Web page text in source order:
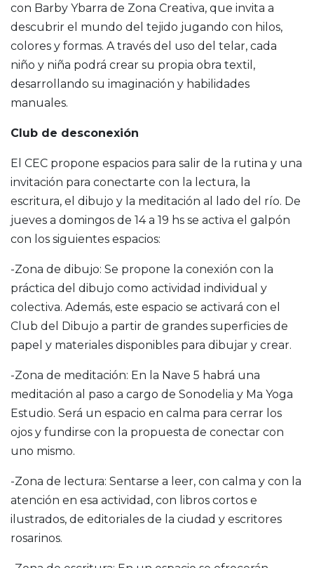
con Barby Ybarra de Zona Creativa, que invita a
descubrir el mundo del tejido jugando con hilos,
colores y formas. A través del uso del telar, cada
niño y niña podrá crear su propia obra textil,
desarrollando su imaginación y habilidades
manuales.
Club de desconexión
El CEC propone espacios para salir de la rutina y una
invitación para conectarte con la lectura, la
escritura, el dibujo y la meditación al lado del río. De
jueves a domingos de 14 a 19 hs se activa el galpón
con los siguientes espacios:
-Zona de dibujo: Se propone la conexión con la
práctica del dibujo como actividad individual y
colectiva. Además, este espacio se activará con el
Club del Dibujo a partir de grandes superficies de
papel y materiales disponibles para dibujar y crear.
-Zona de meditación: En la Nave 5 habrá una
meditación al paso a cargo de Sonodelia y Ma Yoga
Estudio. Será un espacio en calma para cerrar los
ojos y fundirse con la propuesta de conectar con
uno mismo.
-Zona de lectura: Sentarse a leer, con calma y con la
atención en esa actividad, con libros cortos e
ilustrados, de editoriales de la ciudad y escritores
rosarinos.